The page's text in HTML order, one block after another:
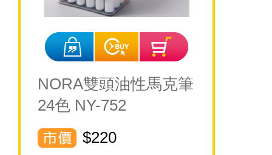
NORA雙頭油性馬克筆
24色 NY-752
$220